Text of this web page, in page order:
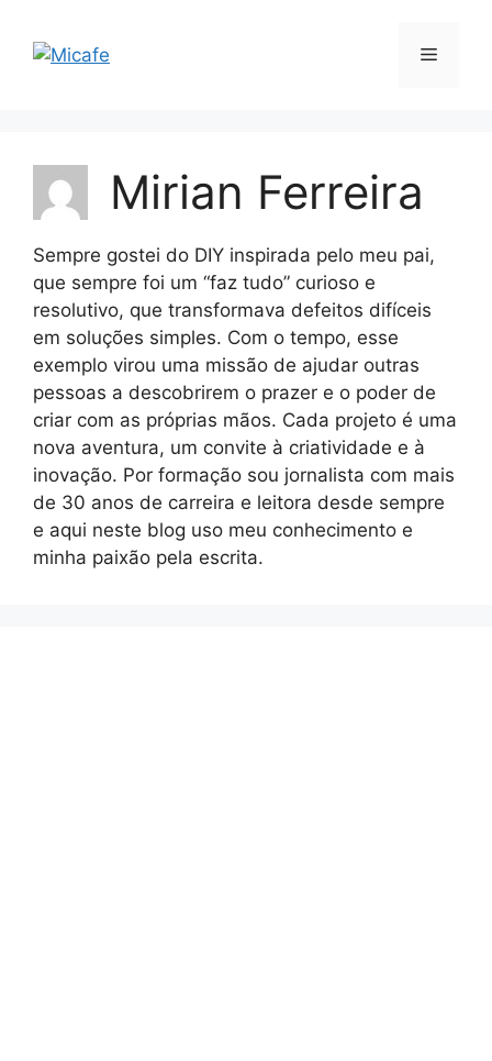
para
Menu
Mirian Ferreira
Sempre gostei do DIY inspirada pelo meu pai,
que sempre foi um “faz tudo” curioso e
resolutivo, que transformava defeitos difíceis
em soluções simples. Com o tempo, esse
exemplo virou uma missão de ajudar outras
pessoas a descobrirem o prazer e o poder de
criar com as próprias mãos. Cada projeto é uma
nova aventura, um convite à criatividade e à
inovação. Por formação sou jornalista com mais
de 30 anos de carreira e leitora desde sempre
e aqui neste blog uso meu conhecimento e
minha paixão pela escrita.